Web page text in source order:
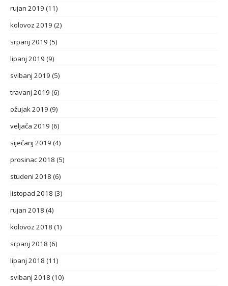
rujan 2019 (11)
kolovoz 2019 (2)
srpanj 2019 (5)
lipanj 2019 (9)
svibanj 2019 (5)
travanj 2019 (6)
ožujak 2019 (9)
veljača 2019 (6)
siječanj 2019 (4)
prosinac 2018 (5)
studeni 2018 (6)
listopad 2018 (3)
rujan 2018 (4)
kolovoz 2018 (1)
srpanj 2018 (6)
lipanj 2018 (11)
svibanj 2018 (10)